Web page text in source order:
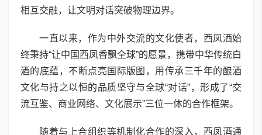
相互交融，让文明对话突破物理边界。
一直以来，作为中外交流的文化使者，西凤酒始
终秉持“让中国西凤香飘全球”的愿景，携带中华传统白
酒的底蕴，不断点亮国际版图，用传承三千年的酿酒
文化与持之以恒的品质坚守与全球“对话”，形成了“交
流互鉴、商业网络、文化展示”三位一体的合作框架。
随着与上合组织等机制化合作的深入，西凤酒通